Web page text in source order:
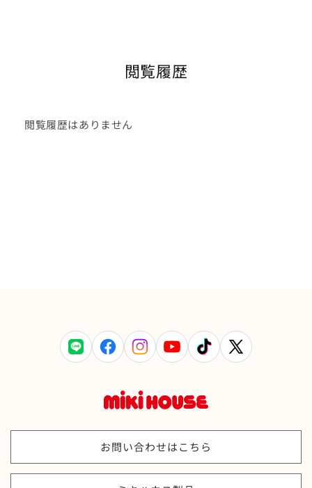
閲覧履歴
閲覧履歴はありません
LINE FacebookInstagramYouTube TikTok
X
(Twitter)
お問い合わせはこちら